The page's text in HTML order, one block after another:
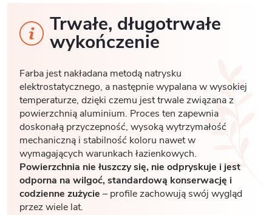
Trwałe, długotrwałe
wykończenie
Farba jest nakładana metodą natrysku
elektrostatycznego, a następnie wypalana w wysokiej
temperaturze, dzięki czemu jest trwale związana z
powierzchnią aluminium. Proces ten zapewnia
doskonałą przyczepność, wysoką wytrzymałość
mechaniczną i stabilność koloru nawet w
wymagających warunkach łazienkowych.
Powierzchnia nie łuszczy się, nie odpryskuje i jest
odporna na wilgoć, standardową konserwację i
codzienne zużycie – profile zachowują swój wygląd
przez wiele lat.